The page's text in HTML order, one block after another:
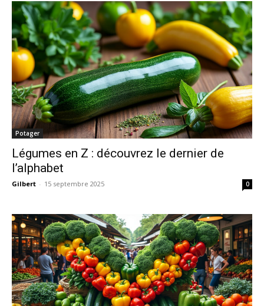
Potager
Légumes en Z : découvrez le dernier de
l’alphabet
Gilbert - 15 septembre 2025 0